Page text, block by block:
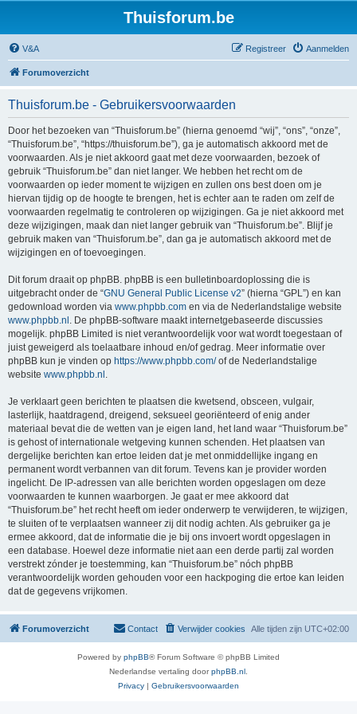
Thuisforum.be
V&A Aanmelden
Registreer
Forumoverzicht
Thuisforum.be - Gebruikersvoorwaarden
Door het bezoeken van “Thuisforum.be” (hierna genoemd “wij”, “ons”, “onze”,
“Thuisforum.be”, “https://thuisforum.be”), ga je automatisch akkoord met de
voorwaarden. Als je niet akkoord gaat met deze voorwaarden, bezoek of
gebruik “Thuisforum.be” dan niet langer. We hebben het recht om de
voorwaarden op ieder moment te wijzigen en zullen ons best doen om je
hiervan tijdig op de hoogte te brengen, het is echter aan te raden om zelf de
voorwaarden regelmatig te controleren op wijzigingen. Ga je niet akkoord met
deze wijzigingen, maak dan niet langer gebruik van “Thuisforum.be”. Blijf je
gebruik maken van “Thuisforum.be”, dan ga je automatisch akkoord met de
wijzigingen en of toevoegingen.
Dit forum draait op phpBB. phpBB is een bulletinboardoplossing die is
uitgebracht onder de “GNU General Public License v2” (hierna “GPL”) en kan
gedownload worden via www.phpbb.com en via de Nederlandstalige website
www.phpbb.nl . De phpBB-software maakt internetgebaseerde discussies
mogelijk. phpBB Limited is niet verantwoordelijk voor wat wordt toegestaan of
juist geweigerd als toelaatbare inhoud en/of gedrag. Meer informatie over
phpBB kun je vinden op https://www.phpbb.com/of de Nederlandstalige
website www.phpbb.nl .
Je verklaart geen berichten te plaatsen die kwetsend, obsceen, vulgair,
lasterlijk, haatdragend, dreigend, seksueel georiënteerd of enig ander
materiaal bevat die de wetten van je eigen land, het land waar “Thuisforum.be”
is gehost of internationale wetgeving kunnen schenden. Het plaatsen van
dergelijke berichten kan ertoe leiden dat je met onmiddellijke ingang en
permanent wordt verbannen van dit forum. Tevens kan je provider worden
ingelicht. De IP-adressen van alle berichten worden opgeslagen om deze
voorwaarden te kunnen waarborgen. Je gaat er mee akkoord dat
“Thuisforum.be” het recht heeft om ieder onderwerp te verwijderen, te wijzigen,
te sluiten of te verplaatsen wanneer zij dit nodig achten. Als gebruiker ga je
ermee akkoord, dat de informatie die je bij ons invoert wordt opgeslagen in
een database. Hoewel deze informatie niet aan een derde partij zal worden
verstrekt zónder je toestemming, kan “Thuisforum.be” nóch phpBB
verantwoordelijk worden gehouden voor een hackpoging die ertoe kan leiden
dat de gegevens vrijkomen.
Forumoverzicht Alle tijden zijn UTC+02:00
Verwijder cookies
Contact
Powered by phpBB® Forum Software © phpBB Limited
Nederlandse vertaling doorphpBB.nl
Privacy | Gebruikersvoorwaarden